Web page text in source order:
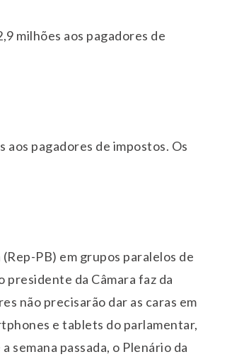
milhões aos pagadores de
pagadores de impostos. Os
PB) em grupos paralelos de
presidente da Câmara faz da
não precisarão dar as caras em
e tablets do parlamentar,
semana passada, o Plenário da